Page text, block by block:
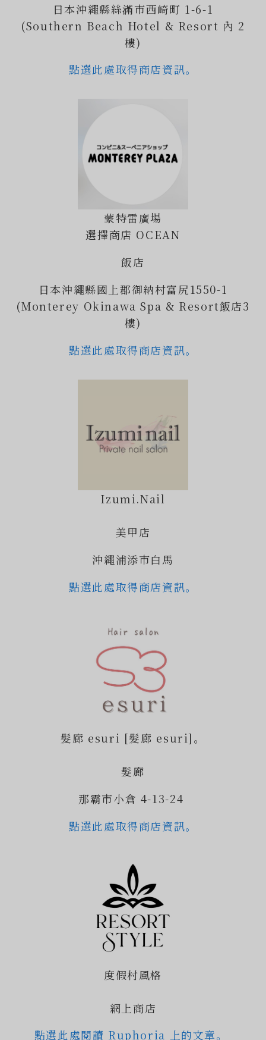
日本沖繩縣絲滿市西崎町 1-6-1
(Southern Beach Hotel & Resort 內 2
樓)
點選此處取得商店資訊。
蒙特雷廣場
選擇商店 OCEAN
飯店
日本沖繩縣國上郡御納村富尻1550-1
(Monterey Okinawa Spa & Resort飯店3
樓)
點選此處取得商店資訊。
Izumi.Nail
美甲店
沖繩浦添市白馬
點選此處取得商店資訊。
髮廊 esuri [髮廊 esuri]。
髮廊
那霸市小倉 4-13-24
點選此處取得商店資訊。
度假村風格
網上商店
點選此處閱讀 Ruphoria 上的文章。